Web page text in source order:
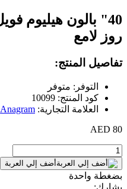
روز لامع
تفاصيل المنتج:
التوفر: متوفر
كود المنتج: 10099
العلامة التجارية: Anagram
80 AED
أضف إلي العربة
بضغطة واحدة
يشارك: